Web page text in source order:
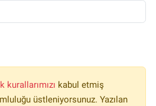
kurallarımızı kabul etmiş
üstleniyorsunuz. Yazılan